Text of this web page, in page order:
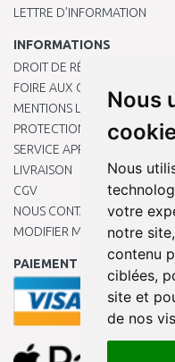
Nous
Nous
votre
notre
contenu
ciblées,
site et
de nos
LETTRE D’INFORMATION
INFORMATIONS
DROIT DE RÉTRACTATION
FOIRE AUX QUESTIONS
MENTIONS LÉGALES
PROTECTION DES DONNÉES
SERVICE APRÈS-VENTE
LIVRAISON
CGV
NOUS CONTACTER
MODIFIER MES
PAIEMENT EN LIGNE